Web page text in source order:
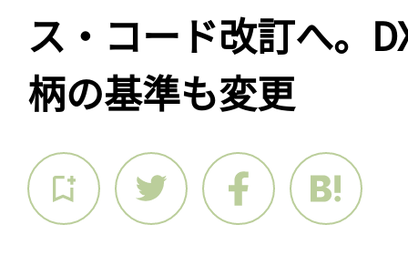
ス・コード改訂へ。
柄の基準も変更